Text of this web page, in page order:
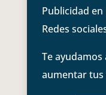
Publicidad en
Redes
Te
aumentar tus